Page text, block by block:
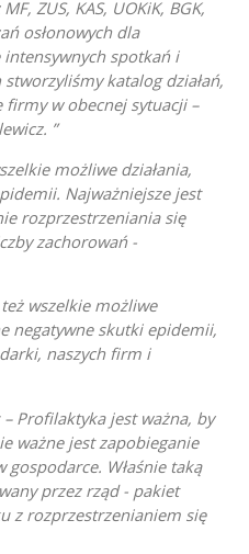
ZUS, KAS, UOKiK, BGK,
osłonowych dla
spotkań i
katalog działań,
firmy w obecnej sytuacji –
możliwe działania,
Najważniejsze jest
rozprzestrzeniania się
zachorowań -
wszelkie możliwe
negatywne skutki epidemii,
naszych firm i
Profilaktyka jest ważna, by
ważne jest zapobieganie
Właśnie taką
przez rząd - pakiet
z rozprzestrzenianiem się